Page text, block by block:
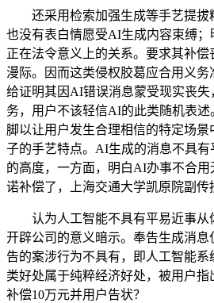
还采用检索加强生成等手艺提拔
也没有表白情愿受AI生成内容束缚
正在法令意义上的关系。要求其补偿
漫际。因而这类侵权胶葛应合用义
给证明其因AI错误消息蒙受现实丧失
务，用户不该轻信AI的此类随机表
脚以让用户发生合理相信的特定场
子的手艺特点。AI生成的消息不具
的高度，一方面，明白AI办事不合
诺补偿了，上海交通大学凯原院副传
认为人工智能不具有平易近事从
开辟公司的意义暗示。奉告生成消
告的案涉行为不具有，即人工智能
类好处属于纯粹经济好处，被用户指
补偿10万元并用户告状？